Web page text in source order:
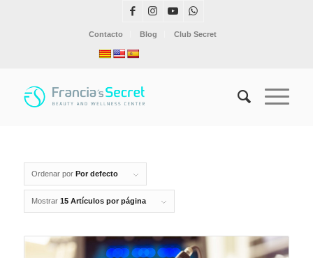
Contacto Blog Club Secret
Ordenar por Por defecto
Mostrar 15 Artículos por página